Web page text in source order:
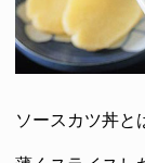
ソースカツ丼と